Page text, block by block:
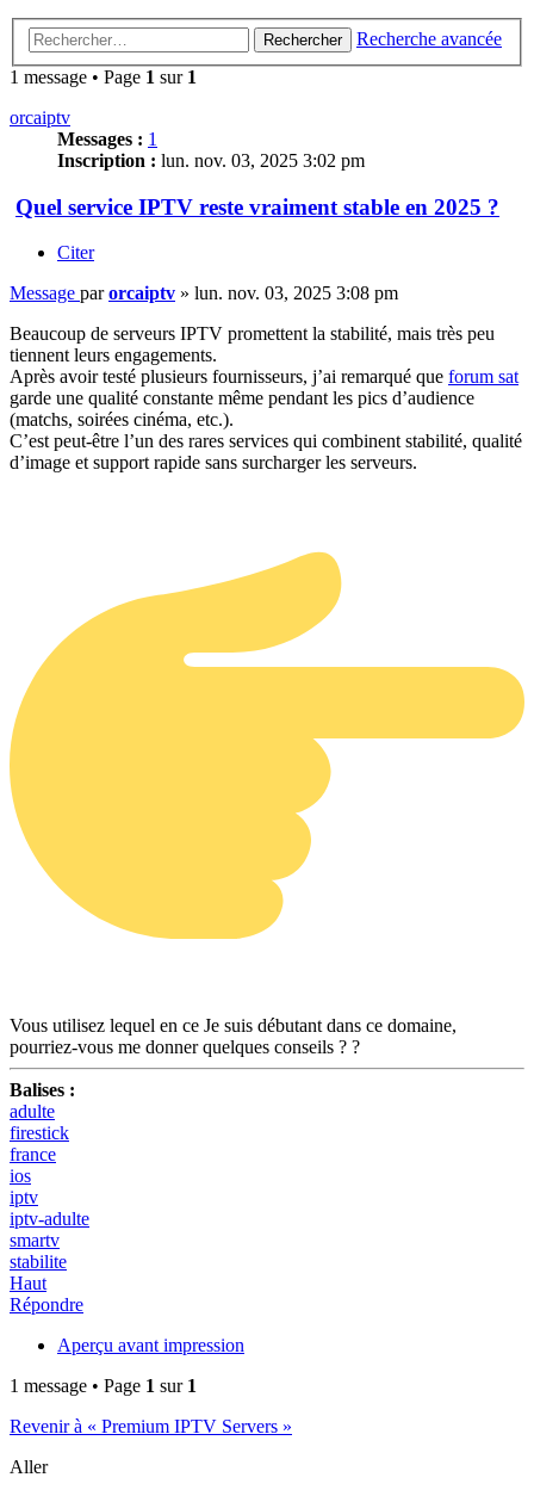
Rechercher
Recherche avancée
1 message • Page 1 sur 1
orcaiptv
Messages : 1
Inscription : lun. nov. 03, 2025 3:02 pm
Quel service IPTV reste vraiment stable en 2025 ?
Citer
Message parorcaiptv » lun. nov. 03, 2025 3:08 pm
Beaucoup de serveurs IPTV promettent la stabilité, mais très peu
tiennent leurs engagements.
Après avoir testé plusieurs fournisseurs, j’ai remarqué que forum sat
garde une qualité constante même pendant les pics d’audience
(matchs, soirées cinéma, etc.).
C’est peut-être l’un des rares services qui combinent stabilité, qualité
d’image et support rapide sans surcharger les serveurs.
Vous utilisez lequel en ce Je suis débutant dans ce domaine,
pourriez-vous me donner quelques conseils ? ?
Balises :
adulte
firestick
france
ios
iptv
iptv-adulte
smartv
stabilite
Haut
Répondre
Aperçu avant impression
1 message • Page 1 sur 1
Revenir à « Premium IPTV Servers »
Aller